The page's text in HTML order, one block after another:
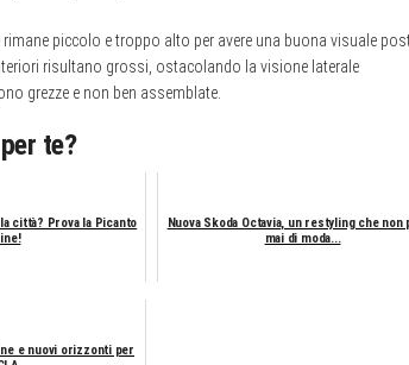
piccolo e troppo alto per avere una buona visuale
risultano grossi, ostacolando la visione laterale
grezze e non ben assemblate.
te?
città? Prova la Picanto
Nuova Skoda Octavia, un restyling che non
mai di moda...
e nuovi orizzonti per